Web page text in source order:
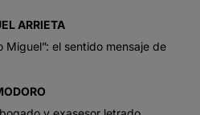
ARRIETA
Miguel”: el sentido mensaje de